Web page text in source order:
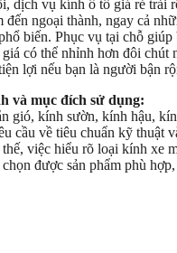
dịch vụ kính ô tô giá rẻ trải
đến ngoại thành, ngay cả
biến. Phục vụ tại chỗ giúp
có thể nhỉnh hơn đôi chút
lợi nếu bạn là người bận
và mục đích sử dụng:
gió, kính sườn, kính hậu,
cầu về tiêu chuẩn kỹ thuật
việc hiểu rõ loại kính xe
được sản phẩm phù